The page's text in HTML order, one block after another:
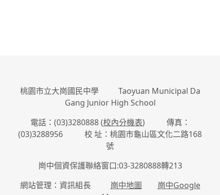
桃園市立大崗國民中學 Taoyuan Municipal Da
Gang Junior High School
電話：(03)3280888 (校內分機表) 傳真：
(03)3288956 校 址：桃園市龜山區文化二路168
號
崗中個資保護聯絡窗口:03-3280888轉213
網站管理：資訊組長 崗中地圖
崗中Google